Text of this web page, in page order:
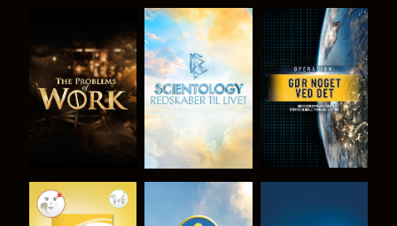
UDFORSK
SERIEN
UDFORSK
SERIEN
SE